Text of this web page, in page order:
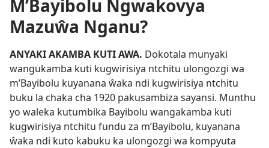
M’Bayibolu Ngwakovya
Mazuŵa Nganu?
ANYAKI AKAMBA KUTI AWA. Dokotala munyaki
wangukamba kuti kugwirisiya ntchitu ulongozgi wa
m’Bayibolu kuyanana ŵaka ndi kugwirisiya ntchitu
buku la chaka cha 1920 pakusambiza sayansi. Munthu
yo waleka kutumbika Bayibolu wangakamba kuti
kugwirisiya ntchitu fundu za m’Bayibolu, kuyanana
ŵaka ndi kuto kabuku ka ulongozgi wa kompyuta